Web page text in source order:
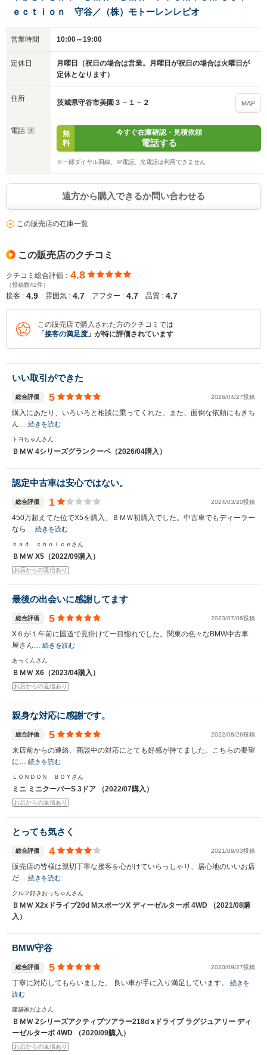
ｅｃｔｉｏｎ 守谷／（株）モトーレンレピオ
営業時間 10:00～19:00
定休日
月曜日（祝日の場合は営業。月曜日が祝日の場合は火曜日が
定休となります）
住所 茨城県守谷市美園３－１－２ MAP
電話
無
料
今すぐ在庫確認・見積依頼
電話する
※一部ダイヤル回線、IP電話、光電話は利用できません
遠方から購入できるか問い合わせる
この販売店の在庫一覧
この販売店のクチコミ
クチコミ総合評価： 4.8
（投稿数42件）
接客 : 4.9 雰囲気 : 4.7 アフター : 4.7 品質 : 4.7
この販売店で購入された方のクチコミでは
「 接客の満足度 」が特に評価されています
いい取引ができた
総合評価 5 2026/04/27投稿
購入にあたり、いろいろと相談に乗ってくれた。また、面倒な依頼にもきち
ん… 続きを読む
トヨちゃんさん
ＢＭＷ 4シリーズグランクーペ（2026/04購入）
認定中古車は安心ではない。
総合評価 1 2024/03/20投稿
450万超えてた位でX5を購入、ＢＭＷ初購入でした。中古車でもディーラー
なら… 続きを読む
ｂａｄ ｃｈｏｉｃｅさん
ＢＭＷ X5（2022/09購入）
お店からの返信あり
最後の出会いに感謝してます
総合評価 5 2023/07/06投稿
X６が１年前に国道で見掛けて一目惚れでした。関東の色々なBMW中古車
屋さん… 続きを読む
あっくんさん
ＢＭＷ X6（2023/04購入）
お店からの返信あり
親身な対応に感謝です。
総合評価 5 2022/08/26投稿
来店前からの連絡、商談中の対応にとても好感が持てました。こちらの要望
に… 続きを読む
ＬＯＮＤＯＮ ＢＯＹさん
ミニ ミニクーパーS 3ドア （2022/07購入）
お店からの返信あり
とっても気さく
総合評価 4 2021/09/03投稿
販売店の皆様は親切丁寧な接客を心がけていらっしゃり、居心地のいいお店
だ… 続きを読む
クルマ好きおっちゃんさん
ＢＭＷ X2xドライブ20d MスポーツX ディーゼルターボ 4WD （2021/08購
入）
BMW守谷
総合評価 5 2020/09/27投稿
丁寧に対応してもらいました。 良い車が手に入り満足しています。 続きを
読む
建築家だよさん
ＢＭＷ 2シリーズアクティブツアラー218d xドライブ ラグジュアリー ディ
ーゼルターボ 4WD （2020/09購入）
お店からの返信あり